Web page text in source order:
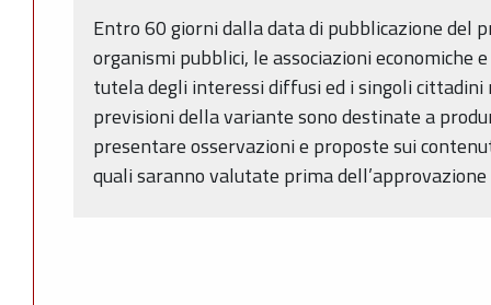
Entro 60 giorni dalla data di pubblicazione del
organismi pubblici, le associazioni economiche
tutela degli interessi diffusi ed i singoli
previsioni della variante sono destinate a
presentare osservazioni e proposte sui
quali saranno valutate prima